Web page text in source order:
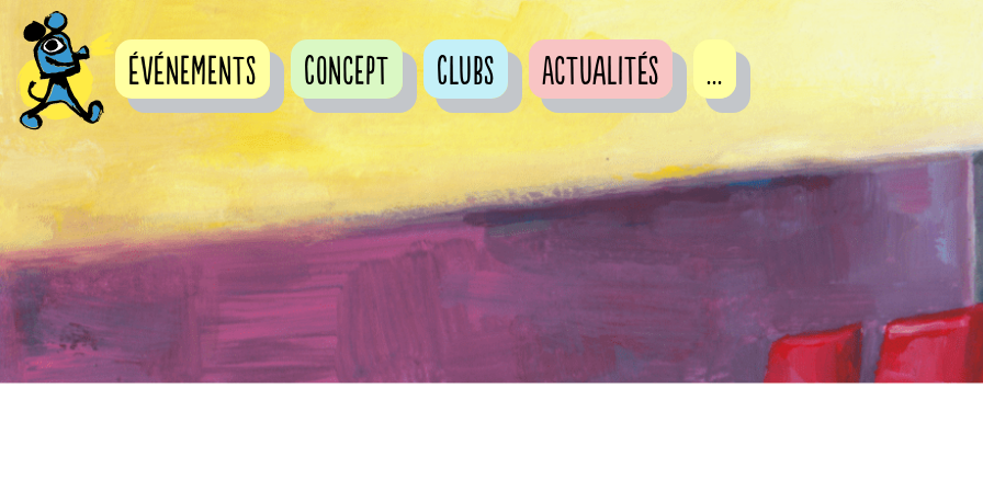
événements Concept Clubs Actualités ...